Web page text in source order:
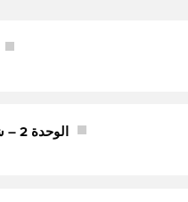
الوحدة 2 – شبكة الآغا خان للتنمية (AKDN)